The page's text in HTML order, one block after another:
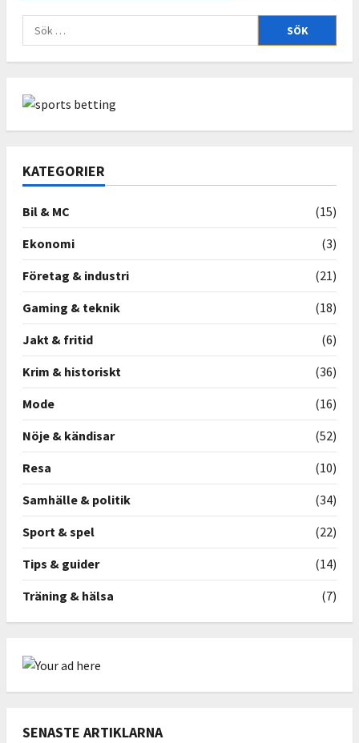
Sök
efter:
KATEGORIER
Bil & MC
(15)
Ekonomi
(3)
Företag & industri
(21)
Gaming & teknik
(18)
Jakt & fritid
(6)
Krim & historiskt
(36)
Mode
(16)
Nöje & kändisar
(52)
Resa
(10)
Samhälle & politik
(34)
Sport & spel
(22)
Tips & guider
(14)
Träning & hälsa
(7)
SENASTE ARTIKLARNA